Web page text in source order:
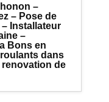
–
– Pose de
Installateur
–
Bons en
dans
renovation de